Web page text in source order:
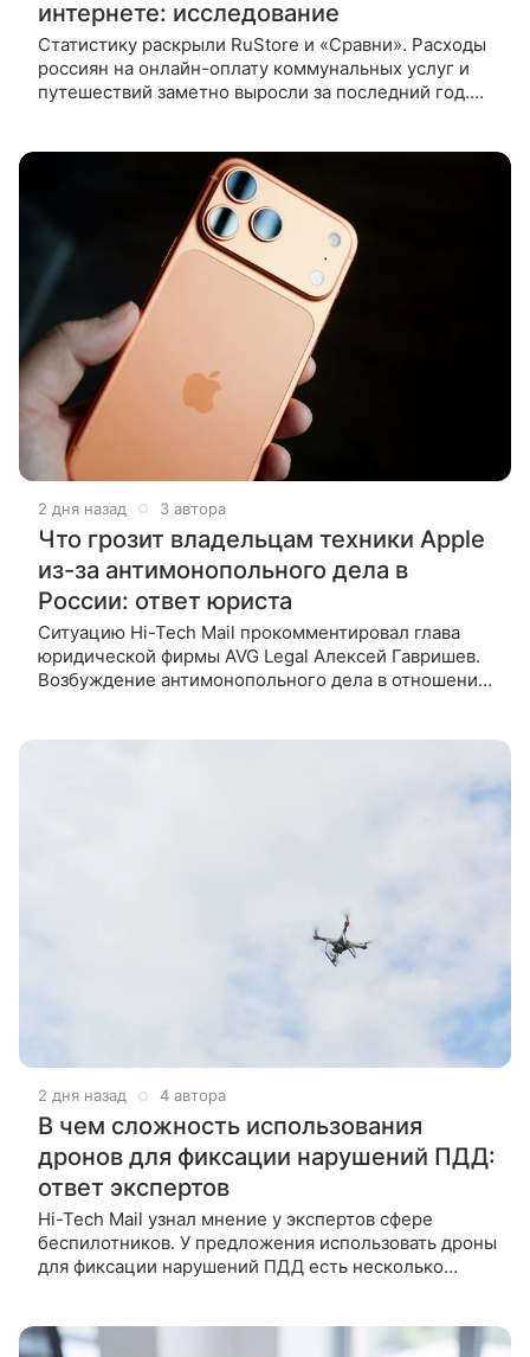
интернете: исследование
Статистику раскрыли RuStore и «Сравни». Расходы
россиян на онлайн-оплату коммунальных услуг и
путешествий заметно выросли за последний год.
2 дня назад 3 автора
Что грозит владельцам техники Apple
из-за антимонопольного дела в
России: ответ юриста
Ситуацию Hi-Tech Mail прокомментировал глава
юридической фирмы AVG Legal Алексей Гавришев.
Возбуждение антимонопольного дела в отношении
2 дня назад 4 автора
В чем сложность использования
дронов для фиксации нарушений ПДД:
ответ экспертов
Hi-Tech Mail узнал мнение у экспертов сфере
беспилотников. У предложения использовать дроны
для фиксации нарушений ПДД есть несколько